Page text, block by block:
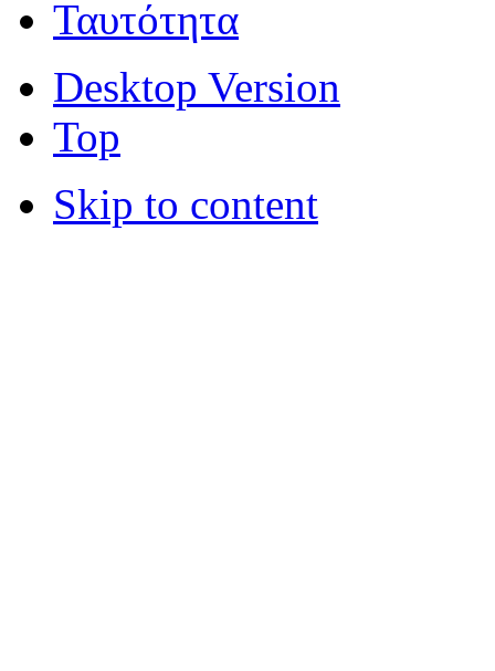
Ταυτότητα
Desktop Version
Top
Skip to content